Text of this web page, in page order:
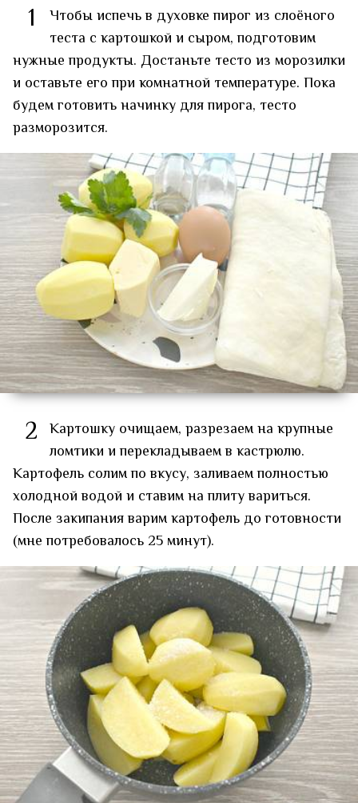
1
Чтобы испечь в духовке пирог из слоёного
теста с картошкой и сыром, подготовим
нужные продукты. Достаньте тесто из морозилки
и оставьте его при комнатной температуре. Пока
будем готовить начинку для пирога, тесто
разморозится.
2 Картошку очищаем, разрезаем на крупные
ломтики и перекладываем в кастрюлю.
Картофель солим по вкусу, заливаем полностью
холодной водой и ставим на плиту вариться.
После закипания варим картофель до готовности
(мне потребовалось 25 минут).